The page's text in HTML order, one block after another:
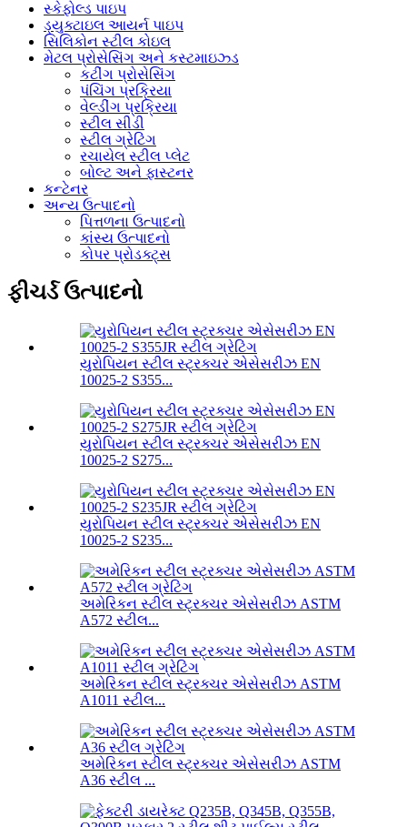
સ્કેફોલ્ડ પાઇપ
ડ્યુક્ટાઇલ આયર્ન પાઇપ
સિલિકોન સ્ટીલ કોઇલ
મેટલ પ્રોસેસિંગ અને કસ્ટમાઇઝ્ડ
કટીંગ પ્રોસેસિંગ
પંચિંગ પ્રક્રિયા
વેલ્ડીંગ પ્રક્રિયા
સ્ટીલ સીડી
સ્ટીલ ગ્રેટિંગ
રચાયેલ સ્ટીલ પ્લેટ
બોલ્ટ અને ફાસ્ટનર
કન્ટેનર
અન્ય ઉત્પાદનો
પિત્તળના ઉત્પાદનો
કાંસ્ય ઉત્પાદનો
કોપર પ્રોડક્ટ્સ
ફીચર્ડ ઉત્પાદનો
યુરોપિયન સ્ટીલ સ્ટ્રક્ચર એસેસરીઝ EN
10025-2 S355...
યુરોપિયન સ્ટીલ સ્ટ્રક્ચર એસેસરીઝ EN
10025-2 S275...
યુરોપિયન સ્ટીલ સ્ટ્રક્ચર એસેસરીઝ EN
10025-2 S235...
અમેરિકન સ્ટીલ સ્ટ્રક્ચર એસેસરીઝ ASTM
A572 સ્ટીલ...
અમેરિકન સ્ટીલ સ્ટ્રક્ચર એસેસરીઝ ASTM
A1011 સ્ટીલ...
અમેરિકન સ્ટીલ સ્ટ્રક્ચર એસેસરીઝ ASTM
A36 સ્ટીલ ...